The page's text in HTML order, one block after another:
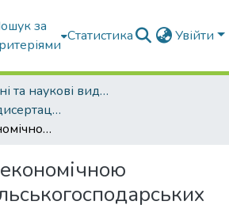
за
Статистика Увійти
Навчальні та наукові видання
Автореферати дисертацій та дисертації
Управління економічною безпекою сільськогосподарських підприємств